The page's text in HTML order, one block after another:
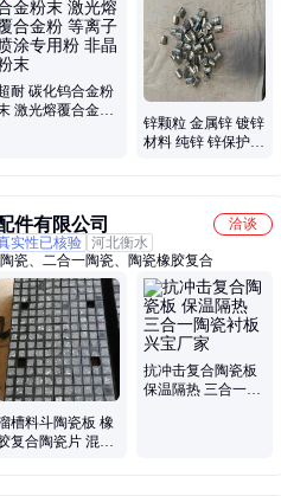
耐 碳化钨合金粉
激光熔覆合金粉
锌颗粒 金属锌 镀锌
材料 纯锌 锌保护膜
件有限公司
洽谈
实性已核验 河北衡水
瓷、二合一陶瓷、陶瓷橡胶复合
槽料斗陶瓷板 橡
复合陶瓷片 混料
抗冲击复合陶瓷板
保温隔热 三合一陶